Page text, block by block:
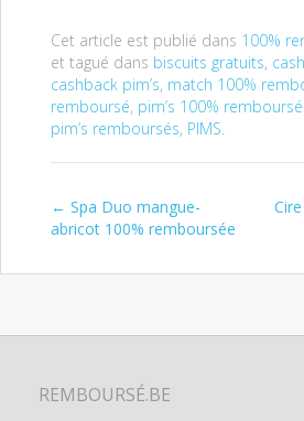
Cet article est publié dans 100%
et tagué dans biscuits gratuits,
cashback pim’s, match 100%
remboursé, pim’s 100%
pim’s remboursés, PIMS.
Post navigation
← Spa Duo mangue-
abricot 100% remboursée
REMBOURSÉ.BE